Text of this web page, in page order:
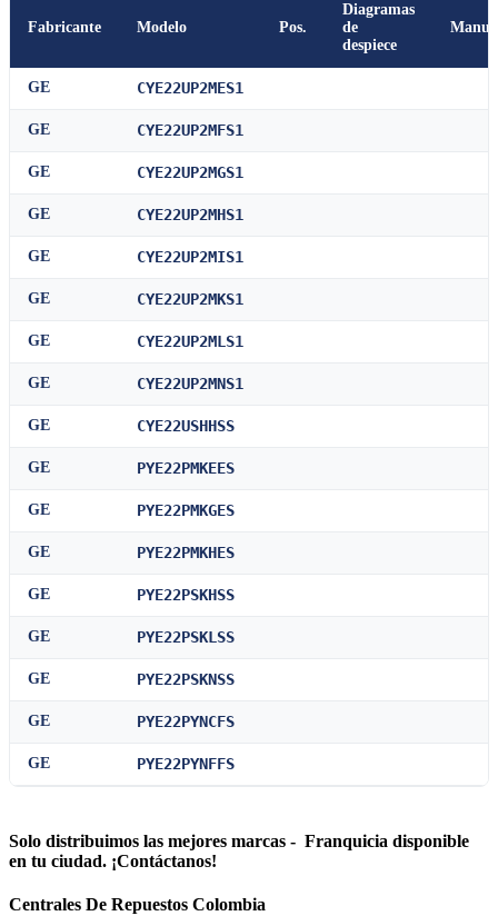
Fabricante Modelo Pos.
Diagramas
de
despiece
GE CYE22UP2MES1
GE CYE22UP2MFS1
GE CYE22UP2MGS1
GE CYE22UP2MHS1
GE CYE22UP2MIS1
GE CYE22UP2MKS1
GE CYE22UP2MLS1
GE CYE22UP2MNS1
GE CYE22USHHSS
GE PYE22PMKEES
GE PYE22PMKGES
GE PYE22PMKHES
GE PYE22PSKHSS
GE PYE22PSKLSS
GE PYE22PSKNSS
GE PYE22PYNCFS
GE PYE22PYNFFS
Solo distribuimos las mejores marcas - Franquicia disponible
en tu ciudad. ¡Contáctanos!
Centrales De Repuestos Colombia